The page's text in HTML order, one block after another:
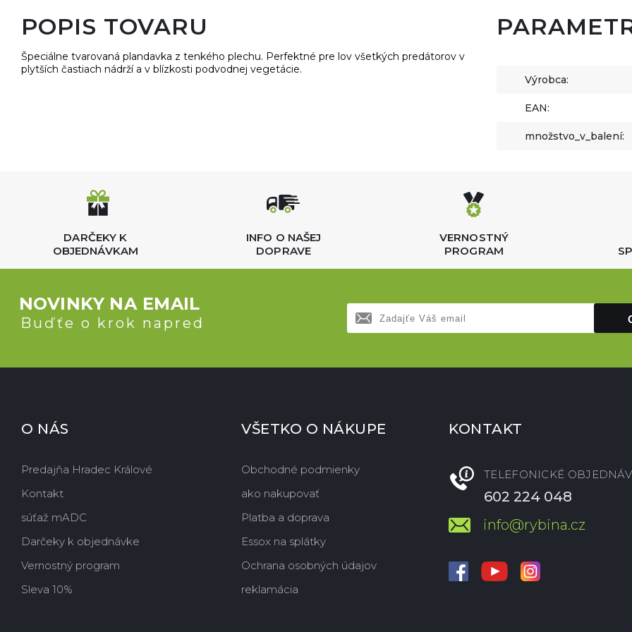
POPIS TOVARU
Špeciálne tvarovaná plandavka z tenkého plechu. Perfektné pre lov všetkých predátorov v
plytších častiach nádrží a v blízkosti podvodnej vegetácie.
Výrobca:
EAN:
množstvo_v_balení:
DARČEKY K
OBJEDNÁVKAM
INFO O NAŠEJ
DOPRAVE
VERNOSTNÝ
PROGRAM
NOVINKY NA EMAIL
Buďťe o krok napred
O NÁS
Predajňa Hradec Králové
Kontakt
súťaž mADC
Darčeky k objednávke
Vernostný program
Sleva 10%
VŠETKO O NÁKUPE
Obchodné podmienky
ako nakupovať
Platba a doprava
Essox na splátky
Ochrana osobných údajov
reklamácia
KONTAKT
TELEFONICKÉ
602 224 048
info@rybina.cz